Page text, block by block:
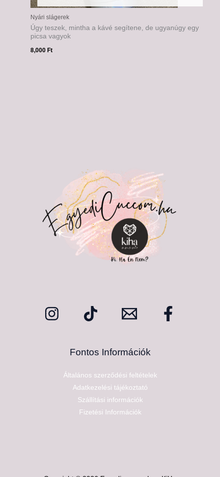
Nyári slágerek
Úgy teszek, mintha a kávé segítene, de ugyanúgy egy
picsa vagyok
8,000Ft
Fontos Információk
Általános szerződési feltételek
Adatkezelési tájékoztató
Szállítási információk
Fizetési Információk